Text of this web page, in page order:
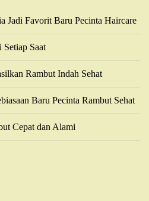
Jadi Favorit Baru Pecinta Haircare
Saat
Rambut Indah Sehat
Baru Pecinta Rambut Sehat
Cepat dan Alami